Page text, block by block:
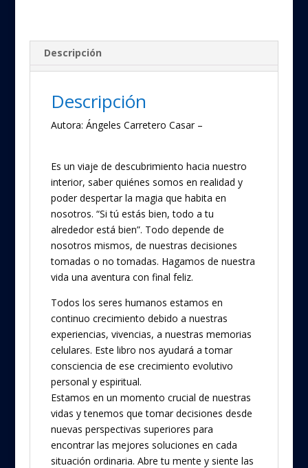
Descripción
Descripción
Autora: Ángeles Carretero Casar –
Es un viaje de descubrimiento hacia nuestro
interior, saber quiénes somos en realidad y
poder despertar la magia que habita en
nosotros. “Si tú estás bien, todo a tu
alrededor está bien”. Todo depende de
nosotros mismos, de nuestras decisiones
tomadas o no tomadas. Hagamos de nuestra
vida una aventura con final feliz.
Todos los seres humanos estamos en
continuo crecimiento debido a nuestras
experiencias, vivencias, a nuestras memorias
celulares. Este libro nos ayudará a tomar
consciencia de ese crecimiento evolutivo
personal y espiritual.
Estamos en un momento crucial de nuestras
vidas y tenemos que tomar decisiones desde
nuevas perspectivas superiores para
encontrar las mejores soluciones en cada
situación ordinaria. Abre tu mente y siente las